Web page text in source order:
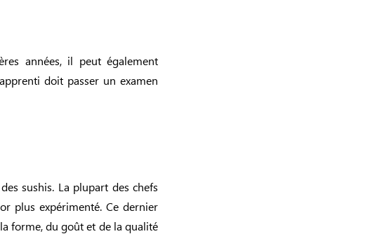
années, il peut également
doit passer un examen
sushis. La plupart des chefs
plus expérimenté. Ce dernier
forme, du goût et de la qualité